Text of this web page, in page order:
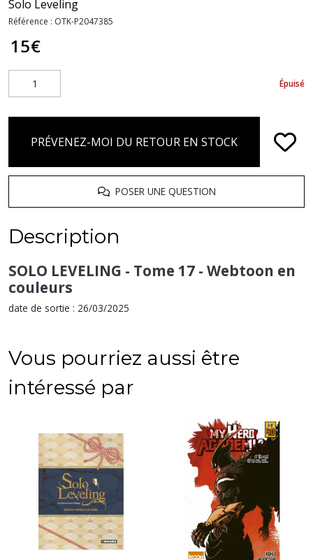
Solo Leveling
Référence : OTK-P2047385
15€
Épuisé
PRÉVENEZ-MOI DU RETOUR EN STOCK
POSER UNE QUESTION
Description
SOLO LEVELING - Tome 17 - Webtoon en
couleurs
date de sortie : 26/03/2025
Vous pourriez aussi être
intéressé par